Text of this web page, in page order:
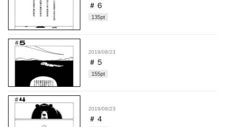
＃６
135pt
2019/08/23
＃５
155pt
2019/08/23
＃４